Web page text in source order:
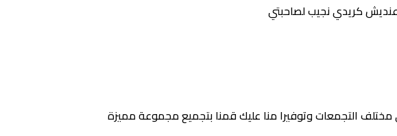
كريدي نجيب لصاحبتي
التجمعات وتوفيرا منا عليك قمنا بتجميع مجموعة مميزة